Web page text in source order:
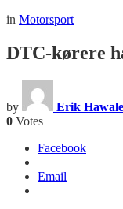
in Motorsport
DTC-kørere
by Erik
0 Votes
Facebook
Email